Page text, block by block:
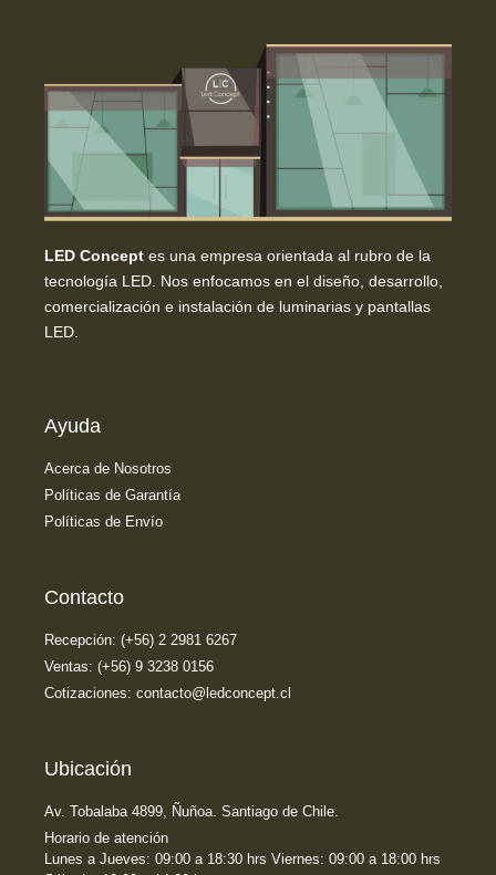
LED Concept es una empresa orientada al rubro de la
tecnología LED. Nos enfocamos en el diseño, desarrollo,
comercialización e instalación de luminarias y pantallas
LED.
Ayuda
Acerca de Nosotros
Políticas de Garantía
Políticas de Envío
Contacto
Recepción: (+56) 2 2981 6267
Ventas: (+56) 9 3238 0156
Cotizaciones: contacto@ledconcept.cl
Ubicación
Av. Tobalaba 4899, Ñuñoa. Santiago de Chile.
Horario de atención
Lunes a Jueves: 09:00 a 18:30 hrs Viernes: 09:00 a 18:00 hrs